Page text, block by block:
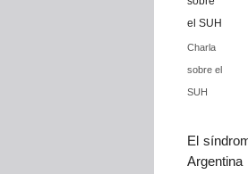
Charla
sobre el
SUH
El